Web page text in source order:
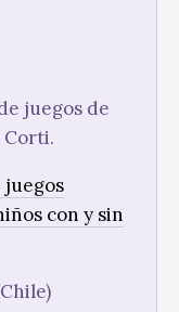
juegos de
Corti.
juegos
con y sin